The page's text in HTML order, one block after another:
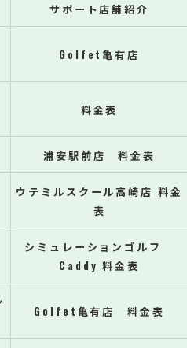
サポート店舗紹介
Golfet亀有店
料金表
浦安駅前店 料金表
ウテミルスクール高崎店 料金
表
シミュレーションゴルフ
Caddy 料金表
Golfet亀有店 料金表